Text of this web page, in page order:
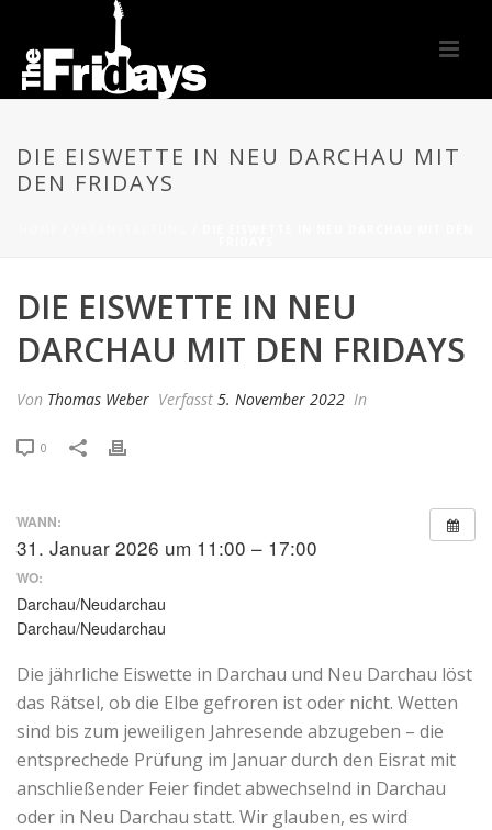
DIE EISWETTE IN NEU DARCHAU MIT
DEN FRIDAYS
DIE EISWETTE IN NEU
DARCHAU MIT DEN FRIDAYS
Von Thomas Weber Verfasst 5. November 2022 In
0
WANN:
31. Januar 2026 um 11:00 – 17:00
WO:
Darchau/Neudarchau
Darchau/Neudarchau
Die jährliche Eiswette in Darchau und Neu Darchau löst
das Rätsel, ob die Elbe gefroren ist oder nicht. Wetten
sind bis zum jeweiligen Jahresende abzugeben – die
entsprechede Prüfung im Januar durch den Eisrat mit
anschließender Feier findet abwechselnd in Darchau
oder in Neu Darchau statt. Wir glauben, es wird